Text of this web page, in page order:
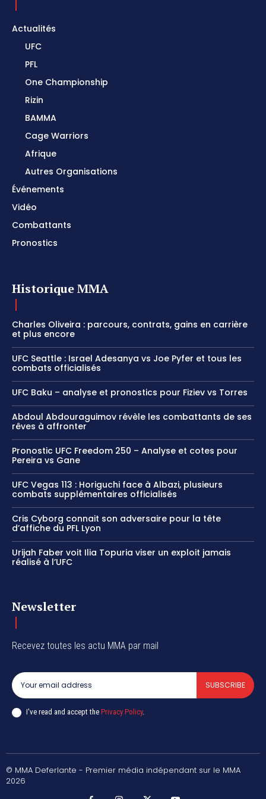
Actualités
UFC
PFL
One Championship
Rizin
BAMMA
Cage Warriors
Afrique
Autres Organisations
Événements
Vidéo
Combattants
Pronostics
Historique MMA
Charles Oliveira : parcours, contrats, gains en carrière
et plus encore
UFC Seattle : Israel Adesanya vs Joe Pyfer et tous les
combats officialisés
UFC Baku – analyse et pronostics pour Fiziev vs Torres
Abdoul Abdouraguimov révèle les combattants de ses
rêves à affronter
Pronostic UFC Freedom 250 – Analyse et cotes pour
Pereira vs Gane
UFC Vegas 113 : Horiguchi face à Albazi, plusieurs
combats supplémentaires officialisés
Cris Cyborg connait son adversaire pour la tête
d’affiche du PFL Lyon
Urijah Faber voit Ilia Topuria viser un exploit jamais
réalisé à l’UFC
Newsletter
Recevez toutes les actu MMA par mail
SUBSCRIBE
I've read and accept the Privacy Policy.
© MMA Deferlante - Premier média indépendant sur le MMA
2026